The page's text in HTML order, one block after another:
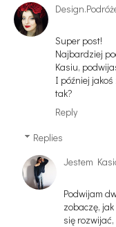
Super post!
Najbardziej
Kasiu,
I później
tak?
Reply
Replies
Jestem
Podwijam
zobaczę,
się